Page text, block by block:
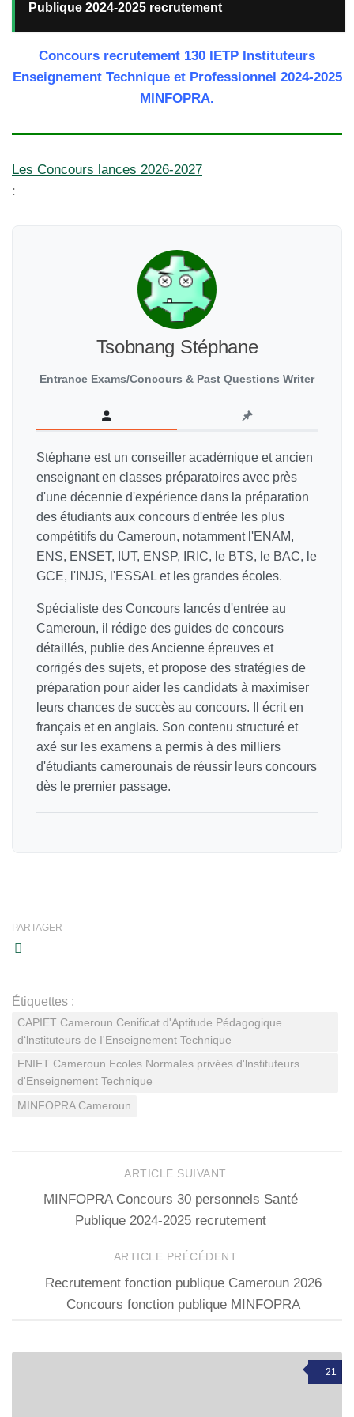
Publique 2024-2025 recrutement
Concours recrutement 130 IETP Instituteurs
Enseignement Technique et Professionnel 2024-2025
MINFOPRA.
Les Concours lances 2026-2027
:
Tsobnang Stéphane
Entrance Exams/Concours & Past Questions Writer
Stéphane est un conseiller académique et ancien
enseignant en classes préparatoires avec près
d'une décennie d'expérience dans la préparation
des étudiants aux concours d'entrée les plus
compétitifs du Cameroun, notamment l'ENAM,
ENS, ENSET, IUT, ENSP, IRIC, le BTS, le BAC, le
GCE, l'INJS, l'ESSAL et les grandes écoles.
Spécialiste des Concours lancés d'entrée au
Cameroun, il rédige des guides de concours
détaillés, publie des Ancienne épreuves et
corrigés des sujets, et propose des stratégies de
préparation pour aider les candidats à maximiser
leurs chances de succès au concours. Il écrit en
français et en anglais. Son contenu structuré et
axé sur les examens a permis à des milliers
d'étudiants camerounais de réussir leurs concours
dès le premier passage.
PARTAGER
Étiquettes :
CAPIET Cameroun Cenificat d'Aptitude Pédagogique
d‘lnstituteurs de I'Enseignement Technique
ENIET Cameroun Ecoles Normales privées d'lnstituteurs
d'Enseignement Technique
MINFOPRA Cameroun
ARTICLE SUIVANT
MINFOPRA Concours 30 personnels Santé
Publique 2024-2025 recrutement
ARTICLE PRÉCÉDENT
Recrutement fonction publique Cameroun 2026
Concours fonction publique MINFOPRA
21